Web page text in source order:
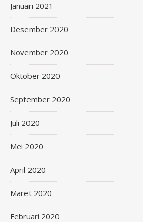
Januari 2021
Desember 2020
November 2020
Oktober 2020
September 2020
Juli 2020
Mei 2020
April 2020
Maret 2020
Februari 2020